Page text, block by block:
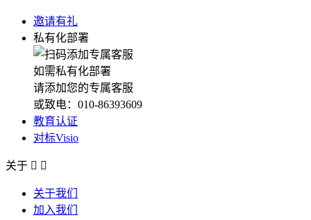
邀请有礼
私有化部署
如需私有化部署
请添加您的专属客服
或致电：010-86393609
教育认证
对标Visio
关于  
关于我们
加入我们